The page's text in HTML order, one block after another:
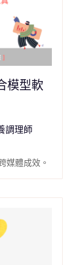
模型軟
調理師
媒體成效。